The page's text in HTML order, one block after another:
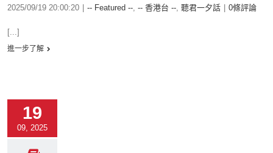
2025/09/19 20:00:20 -- Featured --, -- 香港台 --, 聽君一夕話 0條評論
[...]
進一步了解
19
09, 2025